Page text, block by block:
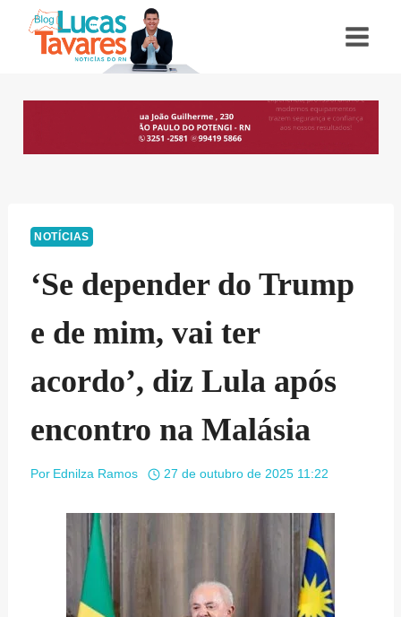
NOTÍCIAS
‘Se depender do Trump
e de mim, vai ter
acordo’, diz Lula após
encontro na Malásia
Por Ednilza Ramos 27 de outubro de 2025 11:22